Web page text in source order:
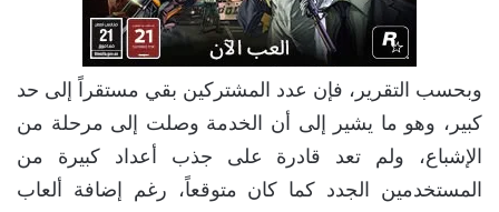
وبحسب التقرير، فإن عدد المشتركين بقي مستقراً إلى حد
كبير، وهو ما يشير إلى أن الخدمة وصلت إلى مرحلة من
الإشباع، ولم تعد قادرة على جذب أعداد كبيرة من
المستخدمين الجدد كما كان متوقعاً، رغم إضافة ألعاب